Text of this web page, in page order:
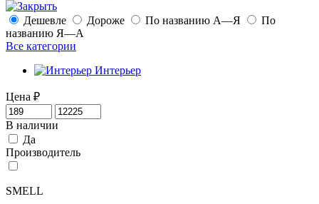
Дешевле Дороже По названию А—Я
По
названию Я—А
Все категории
Интерьер
Цена ₽
В наличии
Да
Производитель
SMELL